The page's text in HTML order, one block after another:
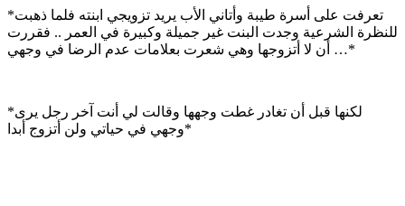
*‏تعرفت على أسرة طيبة وأتاني اﻷب يريد تزويجي ابنته فلما ذهبت
للنظرة الشرعية وجدت البنت غير جميلة وكبيرة في العمر .. فقررت
أن لا أتزوجها وهي شعرت بعلامات عدم الرضا في وجهي …*
*لكنها قبل أن تغادر غطت وجهها وقالت لي أنت آخر رجل يرى
وجهي في حياتي ولن أتزوج أبدا*